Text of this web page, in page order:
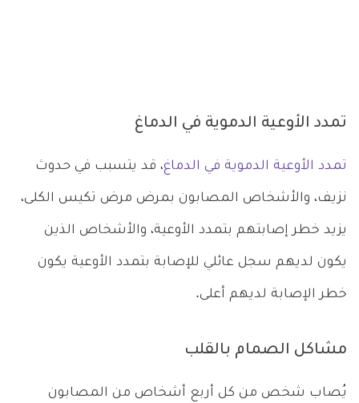
تمدد الأوعية الدموية في الدماغ
تمدد الأوعية الدموية في الدماغ، قد يتسبب في حدوث
نزيف، والأشخاص المصابون بمرض مرض تكيس الكلى،
يزيد خطر إصابتهم بتمدد الأوعية، والأشخاص الذين
يكون لديهم سجل عائلي للإصابة بتمدد الأوعية يكون
خطر الإصابة لديهم أعلى.
مشاكل الصمام بالقلب
يُصاب شخص من كل أربع أشخاص من المصابون